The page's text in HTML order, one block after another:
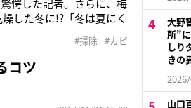
愕した記者。さらに、梅
した冬に!?「冬は夏にく
は、よく似ています。冬
#掃除 #カビ
コツ
大野
所”
しり
きの
山口